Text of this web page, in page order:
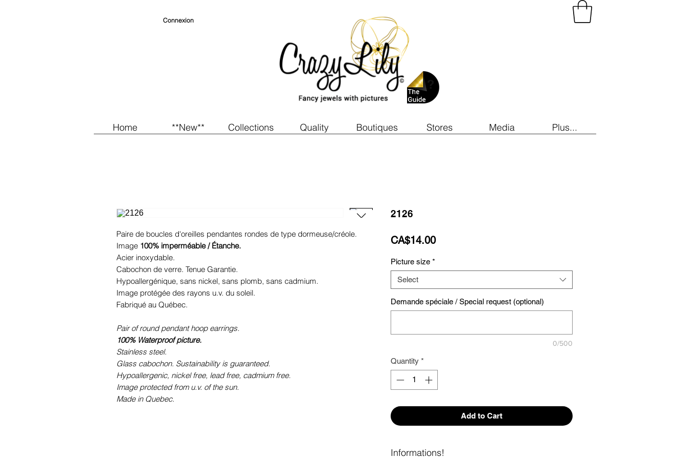
Home **New** Collections Quality Boutiques Stores Media Plus...
Connexion
Paire de boucles d'oreilles pendantes rondes de type dormeuse/créole.
Image 100% imperméable / Étanche.
Acier inoxydable.
Cabochon de verre. Tenue Garantie.
Hypoallergénique, sans nickel, sans plomb, sans cadmium.
Image protégée des rayons u.v. du soleil.
Fabriqué au Québec.
Pair of round pendant hoop earrings.
100% Waterproof picture.
Stainless steel.
Glass cabochon. Sustainability is guaranteed.
Hypoallergenic, nickel free, lead free, cadmium free.
Image protected from u.v. of the sun.
Made in Quebec.
2126
CA$14.00Price
Picture size *
Select
Demande spéciale / Special request (optional)
0/500
Quantity *
Add to Cart
Informations!